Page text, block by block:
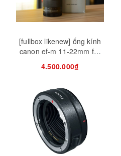
[fullbox likenew] ống kính
canon ef-m 11-22mm f4-
4.500.000₫